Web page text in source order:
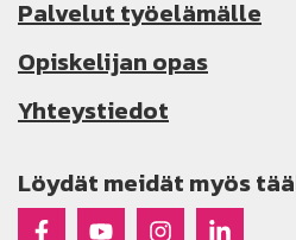
Palvelut työelämälle
Opiskelijan opas
Yhteystiedot
Löydät meidät myös
Raseko Facebookissa
Raseko Youtubessa
RasekoRaseko